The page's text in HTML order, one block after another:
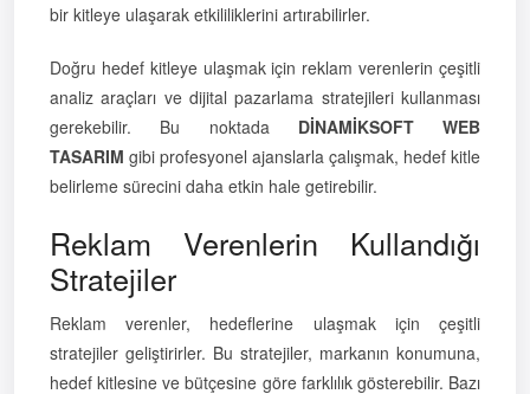
bir kitleye ulaşarak etkililiklerini artırabilirler.
Doğru hedef kitleye ulaşmak için reklam verenlerin çeşitli
analiz araçları ve dijital pazarlama stratejileri kullanması
gerekebilir. Bu noktada DİNAMİKSOFT WEB
TASARIM gibi profesyonel ajanslarla çalışmak, hedef kitle
belirleme sürecini daha etkin hale getirebilir.
Reklam Verenlerin Kullandığı
Stratejiler
Reklam verenler, hedeflerine ulaşmak için çeşitli
stratejiler geliştirirler. Bu stratejiler, markanın konumuna,
hedef kitlesine ve bütçesine göre farklılık gösterebilir. Bazı